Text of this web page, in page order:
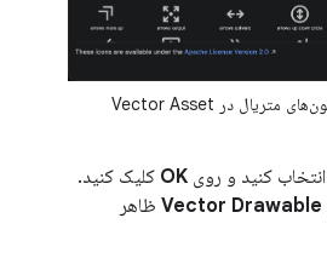
فیلتر کردن آیکون‌های متریال در Vector Asset
OK کلیک کنید.
ظاهر